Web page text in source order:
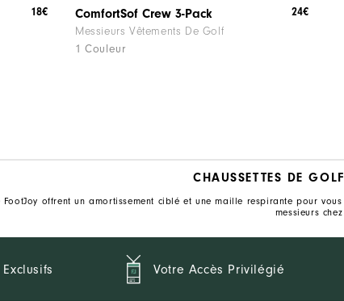
18€ ComfortSof Crew 3-Pack
Messieurs Vêtements De Golf
1 Couleur
24€
CHAUSSETTES DE
FootJoy offrent un amortissement ciblé et une maille respirante pour
messieurs chez
Votre Accès Privilégié